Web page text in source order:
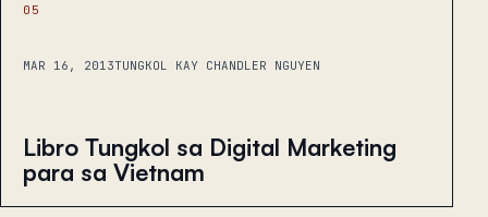
05
MAR 16, 2013TUNGKOL KAY CHANDLER NGUYEN
Libro Tungkol sa Digital Marketing
para sa Vietnam